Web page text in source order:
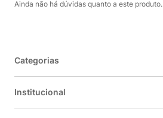
Ainda não há dúvidas quanto a este produto.
Categorias
Institucional